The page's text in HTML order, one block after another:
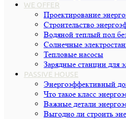
WE OFFER
Проектирование
Строительство
Водяной теплый пол
Cолнечные
Тепловые насосы
Зарядные станции для
PASSIVE HOUSE
Энергоэффективный
Что такое класс
Важные детали
Выгодно ли строить